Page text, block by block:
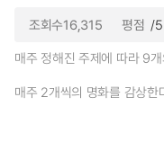
조회수16,315 평점 /5
매주 정해진 주제에 따라 9
매주 2개씩의 명화를 감상한